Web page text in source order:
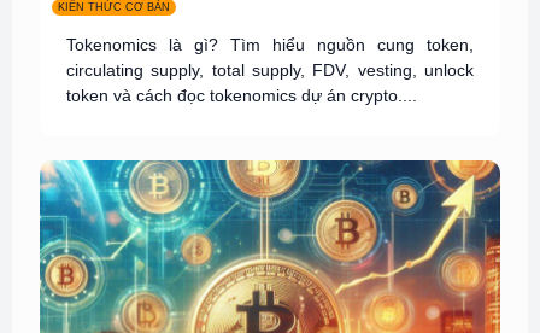
KIẾN THỨC CƠ BẢN
Tokenomics là gì? Tìm hiểu nguồn cung token,
circulating supply, total supply, FDV, vesting, unlock
token và cách đọc tokenomics dự án crypto....